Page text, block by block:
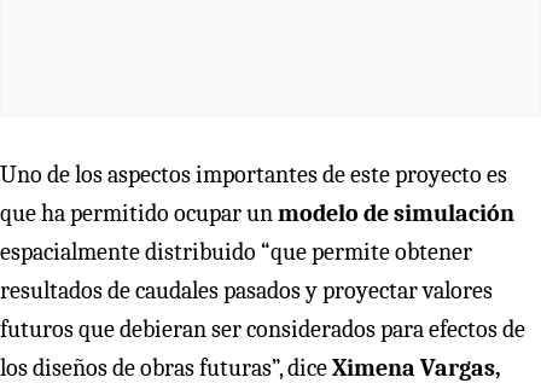
Uno de los aspectos importantes de este proyecto es
que ha permitido ocupar un modelo de simulación
espacialmente distribuido “que permite obtener
resultados de caudales pasados y proyectar valores
futuros que debieran ser considerados para efectos de
los diseños de obras futuras”, diceXimena Vargas,